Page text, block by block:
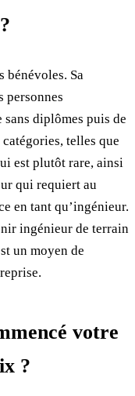
bénévoles. Sa
personnes
sans diplômes puis de
telles que
est plutôt rare, ainsi
qui requiert au
en tant qu’ingénieur.
ingénieur de terrain
un moyen de
votre
?